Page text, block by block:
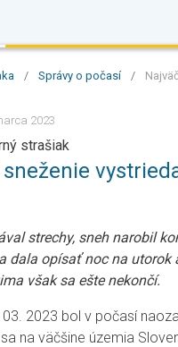
/ Správy o počasí /
2023
strašiak
sneženie
strechy, sneh narobil
dala opísať noc na utorok
však sa ešte nekončí.
2023 bol v počasí
na väčšine územia